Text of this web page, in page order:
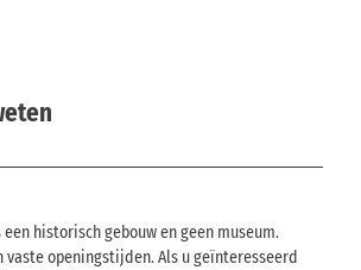
historisch gebouw en geen museum.
vaste openingstijden. Als u geïnteresseerd